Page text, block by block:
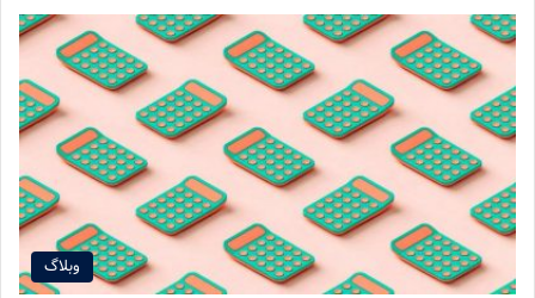
وبلاگ